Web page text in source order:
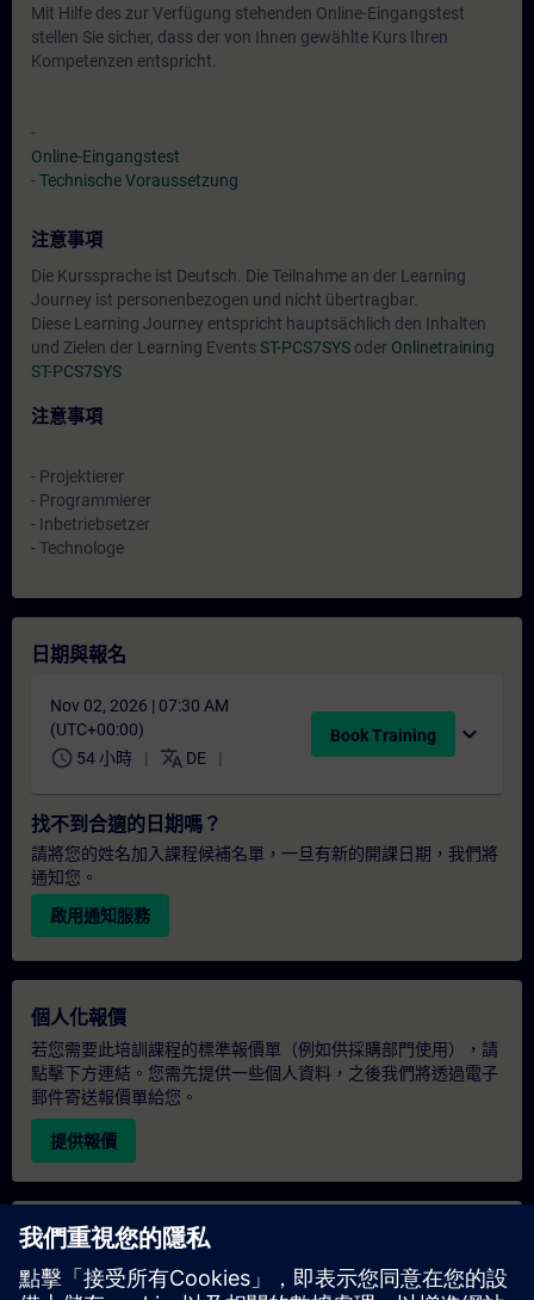
Mit Hilfe des zur Verfügung stehenden Online-Eingangstest
stellen Sie sicher, dass der von Ihnen gewählte Kurs Ihren
Kompetenzen entspricht.
-
Online-Eingangstest
-Technische Voraussetzung
注意事項
Die Kurssprache ist Deutsch. Die Teilnahme an der Learning
Journey ist personenbezogen und nicht übertragbar.
Diese Learning Journey entspricht hauptsächlich den Inhalten
und Zielen der Learning Events ST-PCS7SYS oder Onlinetraining
ST-PCS7SYS
注意事項
- Projektierer
- Programmierer
- Inbetriebsetzer
- Technologe
日期與報名
Nov 02, 2026 | 07:30 AM
(UTC+00:00)
schedule 54 小時 translate DE
Book Training expand_more
找不到合適的日期嗎？
請將您的姓名加入課程候補名單，一旦有新的開課日期，我們將
通知您。
啟用通知服務
個人化報價
若您需要此培訓課程的標準報價單（例如供採購部門使用），請
點擊下方連結。您需先提供一些個人資料，之後我們將透過電子
郵件寄送報價單給您。
提供報價
專屬培訓諮詢
若您需要針對專屬培訓課程（無論是現場、線上或於我們的
SITRAIN 培訓中心舉辦）索取報價，請填寫下方的諮詢表單。此